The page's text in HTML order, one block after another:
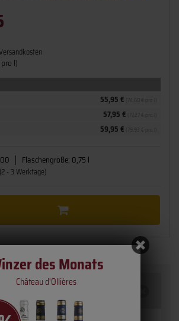
des Monats
Château d'Ollières
l)
59,95 €
57,95 €
55,95 €
Flaschengröße: 0,75 l
(2 - 3 Werktage)